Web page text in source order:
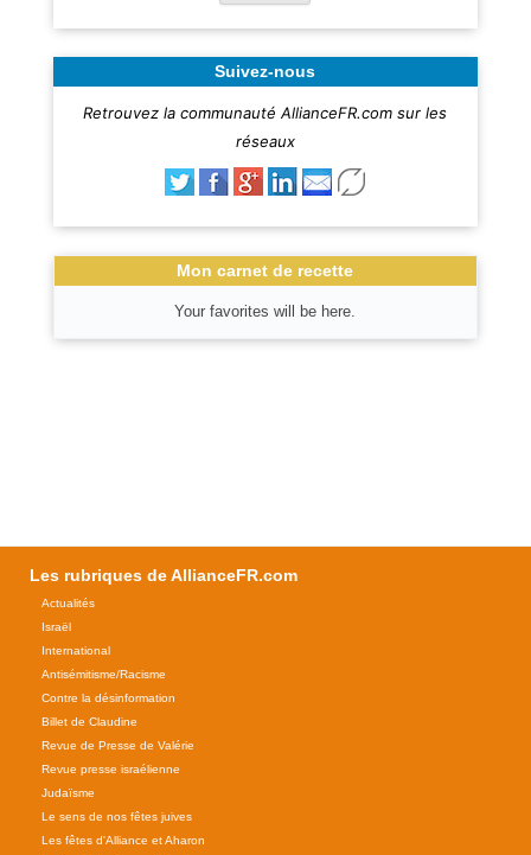
Suivez-nous
Retrouvez la communauté AllianceFR.com sur les
réseaux
Mon carnet de recette
Your favorites will be here.
Les rubriques de AllianceFR.com
Actualités
Israël
International
Antisémitisme/Racisme
Contre la désinformation
Billet de Claudine
Revue de Presse de Valérie
Revue presse israélienne
Judaïsme
Le sens de nos fêtes juives
Les fêtes d'Alliance et Aharon